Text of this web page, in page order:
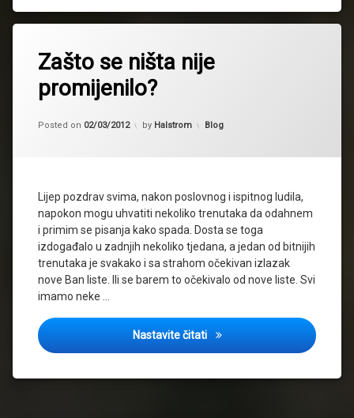
Zašto se ništa nije
promijenilo?
Posted on 02/03/2012
Updated on 01/03/2012
by Halstrom Kategorije:
Blog
Lijep pozdrav svima, nakon poslovnog i ispitnog ludila,
napokon mogu uhvatiti nekoliko trenutaka da odahnem
i primim se pisanja kako spada. Dosta se toga
izdogađalo u zadnjih nekoliko tjedana, a jedan od bitnijih
trenutaka je svakako i sa strahom očekivan izlazak
nove Ban liste. Ili se barem to očekivalo od nove liste. Svi
imamo neke …
Nastavite čitati Zašto se ništa nije